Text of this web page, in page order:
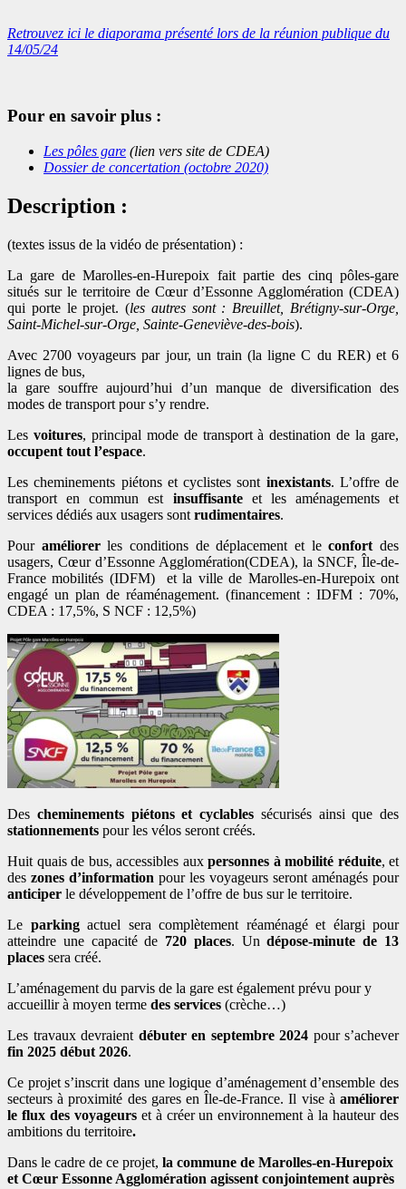
Retrouvez ici le diaporama présenté lors de la réunion publique du
14/05/24
Pour en savoir plus :
Les pôles gare (lien vers site de CDEA)
Dossier de concertation (octobre 2020)
Description :
(textes issus de la vidéo de présentation) :
La gare de Marolles-en-Hurepoix fait partie des cinq pôles-gare
situés sur le territoire de Cœur d’Essonne Agglomération (CDEA)
qui porte le projet. (les autres sont : Breuillet, Brétigny-sur-Orge,
Saint-Michel-sur-Orge, Sainte-Geneviève-des-bois).
Avec 2700 voyageurs par jour, un train (la ligne C du RER) et 6
lignes de bus,
la gare souffre aujourd’hui d’un manque de diversification des
modes de transport pour s’y rendre.
Les voitures, principal mode de transport à destination de la gare,
occupent tout l’espace.
Les cheminements piétons et cyclistes sont inexistants. L’offre de
transport en commun est insuffisanteet les aménagements et
services dédiés aux usagers sont rudimentaires.
Pour améliorerles conditions de déplacement et leconfort des
usagers, Cœur d’Essonne Agglomération(CDEA), la SNCF, Île-de-
France mobilités (IDFM) et la ville de Marolles-en-Hurepoix ont
engagé un plan de réaménagement. (financement : IDFM : 70%,
CDEA : 17,5%, S NCF : 12,5%)
Des cheminements piétons et cyclables sécurisés ainsi que des
stationnements pour les vélos seront créés.
Huit quais de bus, accessibles aux personnes à mobilité réduite, et
des zones d’information pour les voyageurs seront aménagés pour
anticiper le développement de l’offre de bus sur le territoire.
Le parkingactuel sera complètement réaménagé et élargi pour
atteindre une capacité de 720 places. Undépose-minute de 13
places sera créé.
L’aménagement du parvis de la gare est également prévu pour y
accueillir à moyen terme des services (crèche…)
Les travaux devraient débuter en septembre 2024 pour s’achever
fin 2025 début 2026.
Ce projet s’inscrit dans une logique d’aménagement d’ensemble des
secteurs à proximité des gares en Île-de-France. Il vise à améliorer
le flux des voyageurset à créer un environnement à la hauteur des
ambitions du territoire.
Dans le cadre de ce projet, la commune de Marolles-en-Hurepoix
et Cœur Essonne Agglomération agissent conjointement auprès